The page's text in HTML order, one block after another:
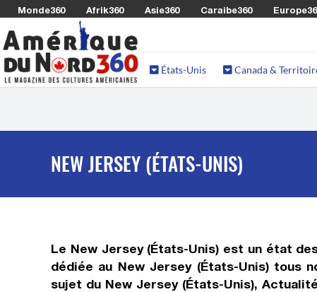
Monde360 Afrik360 Asie360 Caraibe360
États-Unis Canada &
NEW JERSEY (ÉTATS-UNIS)
Le New Jersey (États-Unis) est un état
dédiée au New Jersey (États-Unis) tous
sujet du New Jersey (États-Unis),